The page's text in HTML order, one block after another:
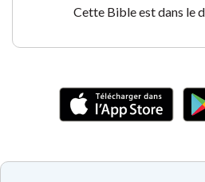
Cette Bible est dans le